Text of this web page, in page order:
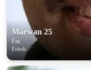
Marwan 25
Fas
Erkek